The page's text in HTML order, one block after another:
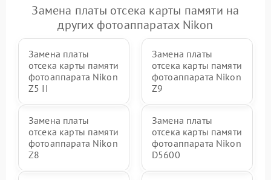
Замена платы отсека карты памяти на
других фотоаппаратах Nikon
Замена платы
отсека карты памяти
фотоаппарата Nikon
Z5 II
Замена платы
отсека карты памяти
фотоаппарата Nikon
Z9
Замена платы
отсека карты памяти
фотоаппарата Nikon
Z8
Замена платы
отсека карты памяти
фотоаппарата Nikon
D5600